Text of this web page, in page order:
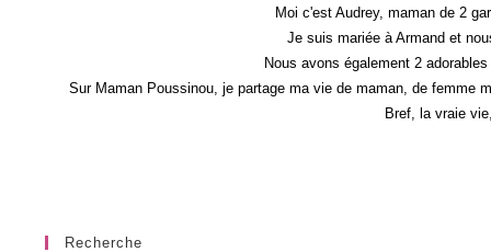
Moi c'est Audrey, maman de 2
Je suis mariée à Armand et
Nous avons également 2
Sur Maman Poussinou, je partage ma vie de maman, de femme
Bref, la vraie
Recherche